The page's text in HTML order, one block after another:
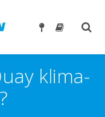
klima-